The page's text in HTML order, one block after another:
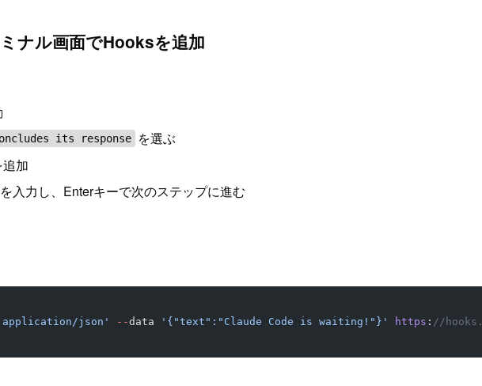
ナル画面でHooksを追加
its response を選ぶ
加
を入力し、Enterキーで次のステップに進む
json' --data '{"text":"Claude Code is waiting!"}' https : //